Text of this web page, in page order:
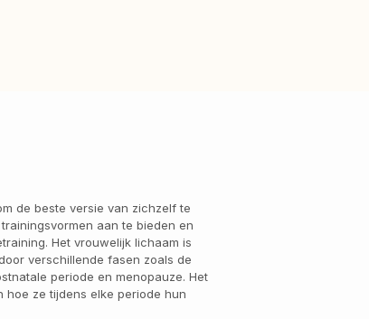
de beste versie van zichzelf te
aan te bieden en
Het vrouwelijk lichaam is
verschillende fasen zoals de
periode en menopauze. Het
ze tijdens elke periode hun